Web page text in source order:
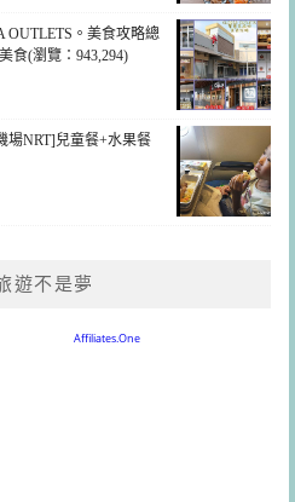
OUTLETS。美食攻略總
食(瀏覽：943,294)
場NRT]兒童餐+水果餐
遊不是夢